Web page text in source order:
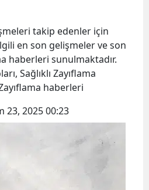
takip edenler için
en son gelişmeler ve son
haberleri sunulmaktadır.
Sağlıklı Zayıflama
haberleri
23, 2025 00:23